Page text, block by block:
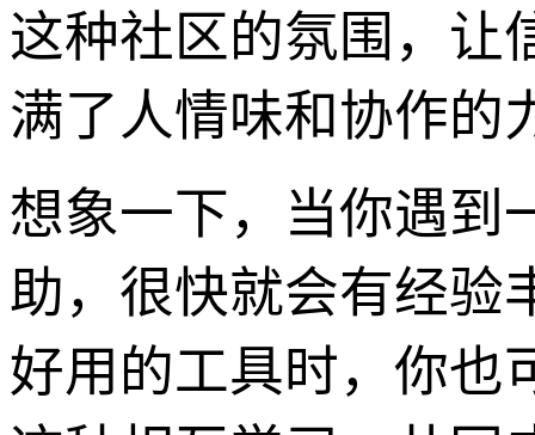
这种社区的氛围，让
满了人情味和协作的
想象一下，当你遇到
助，很快就会有经验
好用的工具时，你也